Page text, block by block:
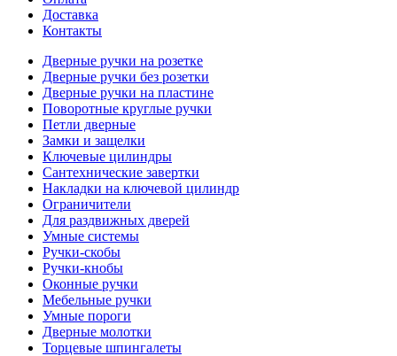
Доставка
Контакты
Дверные ручки на розетке
Дверные ручки без розетки
Дверные ручки на пластине
Поворотные круглые ручки
Петли дверные
Замки и защелки
Ключевые цилиндры
Сантехнические завертки
Накладки на ключевой цилиндр
Ограничители
Для раздвижных дверей
Умные системы
Ручки-скобы
Ручки-кнобы
Оконные ручки
Мебельные ручки
Умные пороги
Дверные молотки
Торцевые шпингалеты